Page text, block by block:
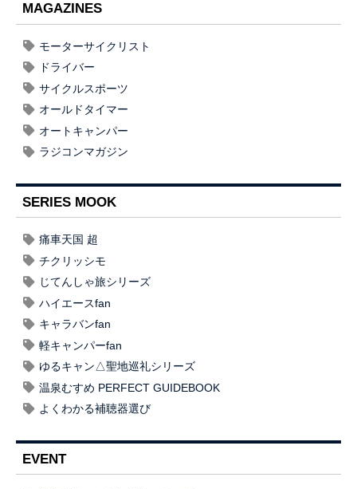
MAGAZINES
モーターサイクリスト
ドライバー
サイクルスポーツ
オールドタイマー
オートキャンパー
ラジコンマガジン
SERIES MOOK
痛車天国 超
チクリッシモ
じてんしゃ旅シリーズ
ハイエースfan
キャラバンfan
軽キャンパーfan
ゆるキャン△聖地巡礼シリーズ
温泉むすめ PERFECT GUIDEBOOK
よくわかる補聴器選び
EVENT